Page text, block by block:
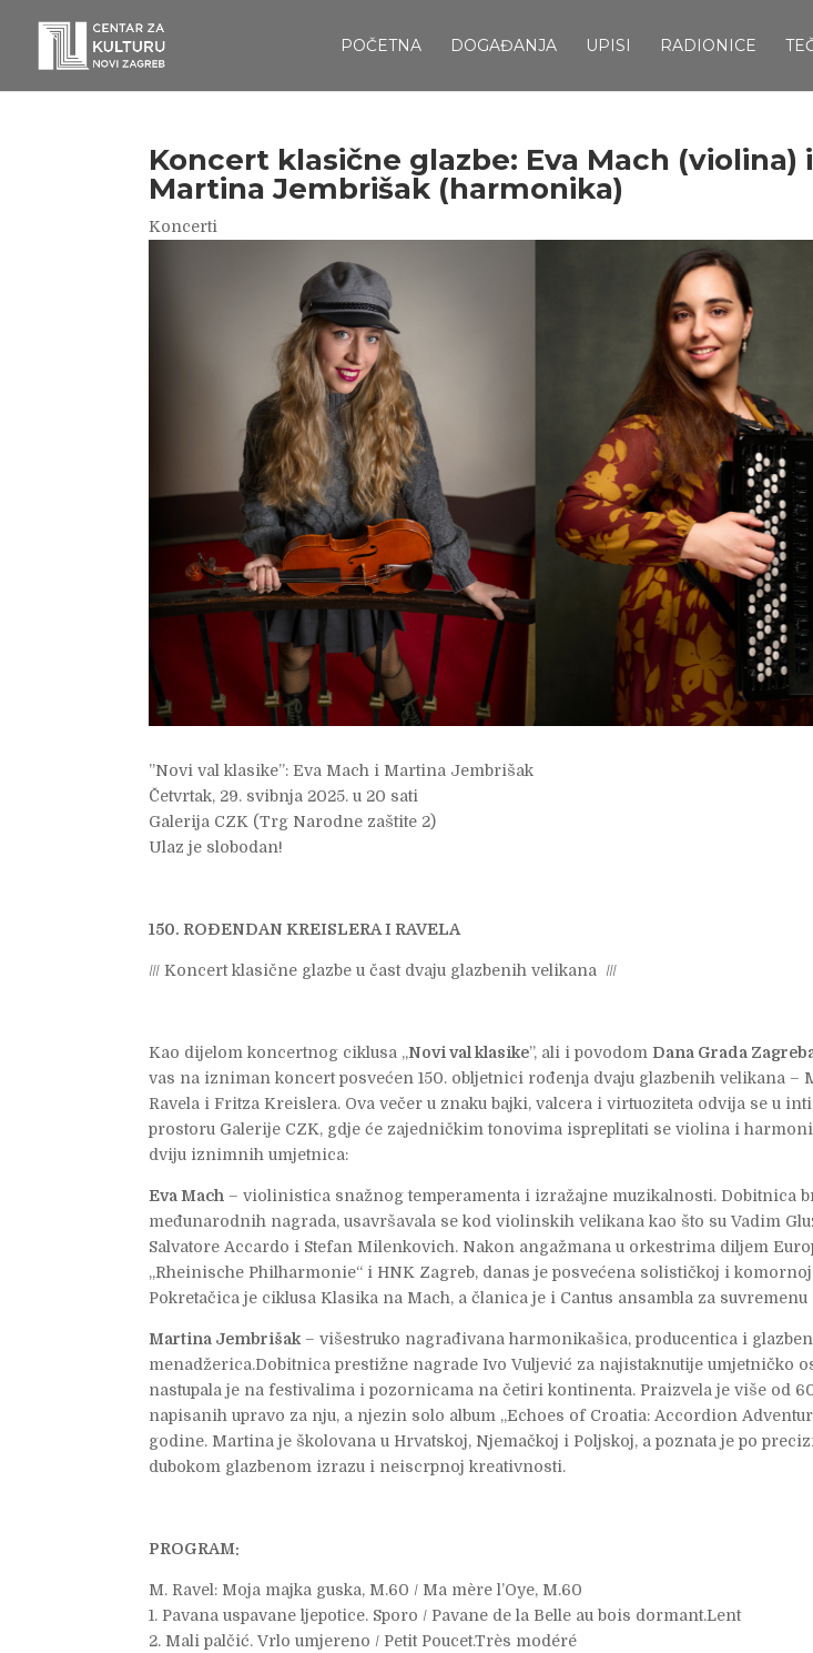
POČETNA DOGAĐANJA UPISI RADIONICE
Koncert klasične glazbe: Eva Mach (violina) i
Martina Jembrišak (harmonika)
Koncerti
”Novi val klasike”: Eva Mach i Martina Jembrišak
Četvrtak, 29. svibnja 2025. u 20 sati
Galerija CZK (Trg Narodne zaštite 2)
Ulaz je slobodan!
150. ROĐENDAN KREISLERA I RAVELA
/// Koncert klasične glazbe u čast dvaju glazbenih velikana ///
Kao dijelom koncertnog ciklusa ,,Novi val klasike”, ali i povodom Dana Grada
vas na izniman koncert posvećen 150. obljetnici rođenja dvaju glazbenih velikana –
Ravela i Fritza Kreislera. Ova večer u znaku bajki, valcera i virtuoziteta odvija se u
prostoru Galerije CZK, gdje će zajedničkim tonovima ispreplitati se violina i
dviju iznimnih umjetnica:
Eva Mach – violinistica snažnog temperamenta i izražajne muzikalnosti. Dobitnica
međunarodnih nagrada, usavršavala se kod violinskih velikana kao što su Vadim
Salvatore Accardo i Stefan Milenkovich. Nakon angažmana u orkestrima diljem
„Rheinische Philharmonie“ i HNK Zagreb, danas je posvećena solističkoj i
Pokretačica je ciklusa Klasika na Mach, a članica je i Cantus ansambla za suvremenu
Martina Jembrišak – višestruko nagrađivana harmonikašica, producentica i
menadžerica.Dobitnica prestižne nagrade Ivo Vuljević za najistaknutije umjetničko
nastupala je na festivalima i pozornicama na četiri kontinenta. Praizvela je više od
napisanih upravo za nju, a njezin solo album „Echoes of Croatia: Accordion
godine. Martina je školovana u Hrvatskoj, Njemačkoj i Poljskoj, a poznata je po
dubokom glazbenom izrazu i neiscrpnoj kreativnosti.
PROGRAM:
M. Ravel: Moja majka guska, M.60 / Ma mère l’Oye, M.60
1. Pavana uspavane ljepotice. Sporo / Pavane de la Belle au bois dormant.Lent
2. Mali palčić. Vrlo umjereno / Petit Poucet.Très modéré